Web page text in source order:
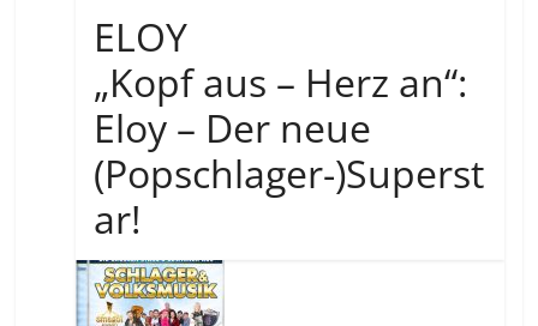
ELOY
„Kopf aus – Herz an“:
Eloy – Der neue
(Popschlager-)Superst
ar!